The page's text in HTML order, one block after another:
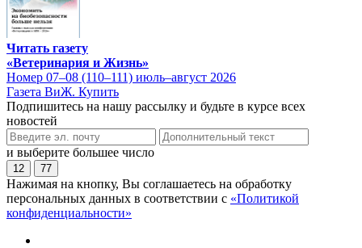
Читать газету
«Ветеринария и Жизнь»
Номер 07–08 (110–111) июль–август 2026
Газета ВиЖ. Купить
Подпишитесь на нашу рассылку и будьте в курсе всех
новостей
и выберите большее число
12 77
Нажимая на кнопку, Вы соглашаетесь на обработку
персональных данных в соответствии с «Политикой
конфиденциальности»